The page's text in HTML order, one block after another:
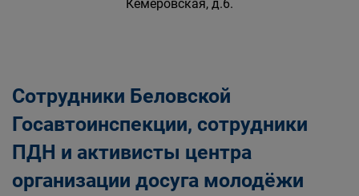
Кемеровская, д.6.
Сотрудники Беловской
Госавтоинспекции, сотрудники
ПДН и активисты центра
организации досуга молодёжи